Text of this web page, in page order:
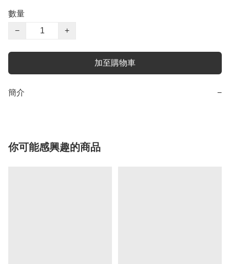
數量
−
+
加至購物車
簡介 −
你可能感興趣的商品